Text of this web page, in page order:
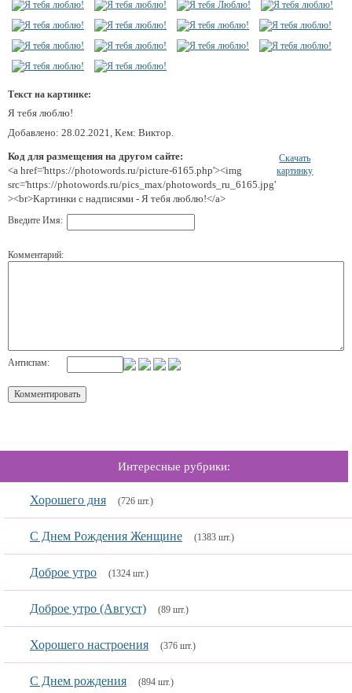
Текст на картинке:
Я тебя люблю!
Добавлено: 28.02.2021, Кем: Виктор.
Код для размещения на другом сайте:
<a href='https://photowords.ru/picture-6165.php'><img
src='https://photowords.ru/pics_max/photowords_ru_6165.jpg'
><br>Картинки с надписями - Я тебя люблю!</a>
Скачать
картинку
Введите Имя:
Комментарий:
Антиспам:
Интересные рубрики:
Хорошего дня (726 шт.)
С Днем Рождения Женщине (1383 шт.)
Доброе утро (1324 шт.)
Доброе утро (Август) (89 шт.)
Хорошего настроения (376 шт.)
С Днем рождения (894 шт.)